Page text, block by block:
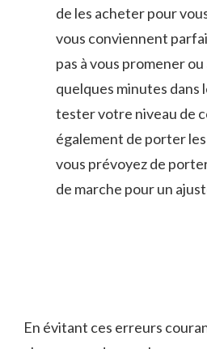
de les acheter pour
vous conviennent
pas à vous promener
quelques minutes dans⁢
tester votre ‌niveau de
également de porter
vous⁣ prévoyez de
de marche pour un
En ​évitant⁢ ces⁣ erreurs